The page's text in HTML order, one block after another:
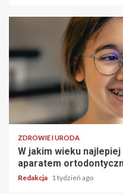
ZDROWIE I URODA
W jakim wieku
aparatem
Redakcja 1 tydzień ago